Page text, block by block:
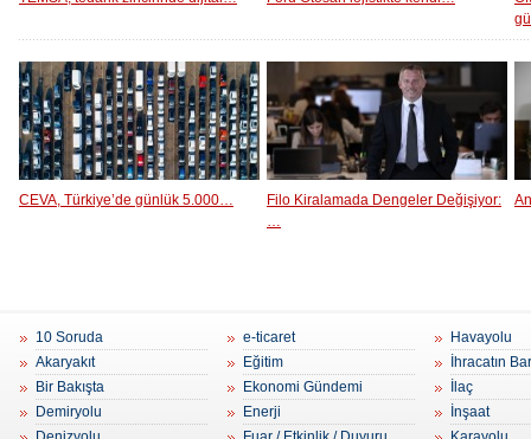
CEVA, Türkiye’de günlük 5.000…
Filo Kiralamada Dengeler Değişiyor:
…
10 Soruda
Akaryakıt
Bir Bakışta
Demiryolu
e-ticaret
Eğitim
Ekonomi Gündemi
Enerji
Havayolu
İhracatın
İlaç
İnşaat